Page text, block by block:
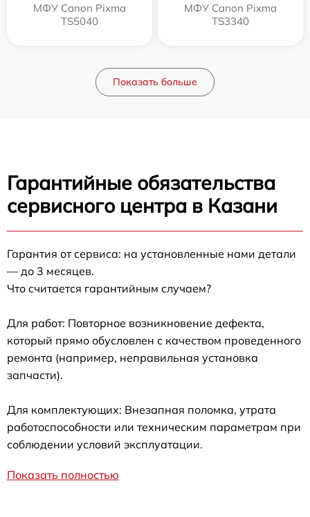
МФУ Canon Pixma
TS5040
МФУ Canon Pixma
TS3340
Показать больше
Гарантийные обязательства
сервисного центра в Казани
Гарантия от сервиса: на установленные нами детали
— до 3 месяцев.
Что считается гарантийным случаем?
Для работ: Повторное возникновение дефекта,
который прямо обусловлен с качеством проведенного
ремонта (например, неправильная установка
запчасти).
Для комплектующих: Внезапная поломка, утрата
работоспособности или техническим параметрам при
соблюдении условий эксплуатации.
Показать полностью